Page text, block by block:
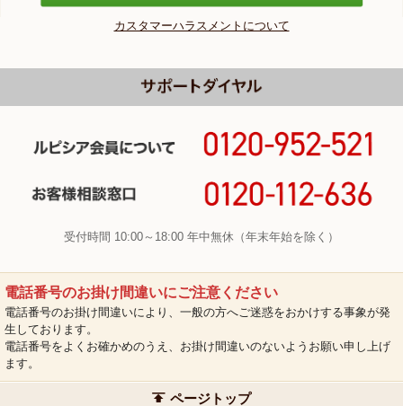
カスタマーハラスメントについて
受付時間 10:00～18:00 年中無休（年末年始を除く）
電話番号のお掛け間違いにご注意ください
電話番号のお掛け間違いにより、一般の方へご迷惑をおかけする事象が発
生しております。
電話番号をよくお確かめのうえ、お掛け間違いのないようお願い申し上げ
ます。
ページトップ